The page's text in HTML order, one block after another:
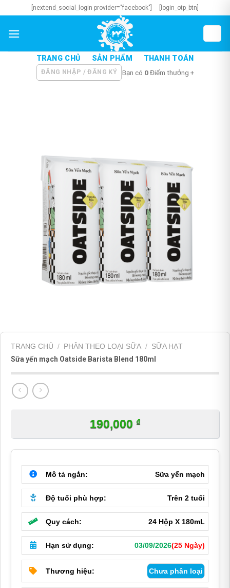
to
content
[nextend_social_login provider="facebook"] [login_otp_btn]
TRANG CHỦ SẢN PHẨM THANH TOÁN
ĐĂNG NHẬP / ĐĂNG KÝ Bạn có 0Điểm thưởng +
TRANG CHỦ / PHÂN THEO LOẠI SỮA / SỮA HẠT
Sữa yến mạch Oatside Barista Blend 180ml
190,000 ₫
Mô tả ngắn: Sữa yến mạch
Độ tuổi phù hợp: Trên 2 tuổi
Quy cách: 24 Hộp X 180mL
Hạn sử dụng: 03/09/2026(25 Ngày)
Thương hiệu: Chưa phân loại